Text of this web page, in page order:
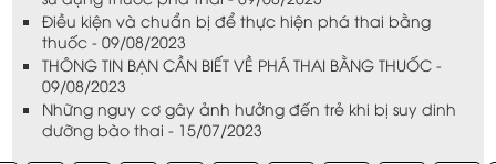
Điều kiện và chuẩn bị để thực hiện phá thai bằng
thuốc - 09/08/2023
THÔNG TIN BẠN CẦN BIẾT VỀ PHÁ THAI BẰNG THUỐC -
09/08/2023
Những nguy cơ gây ảnh hưởng đến trẻ khi bị suy dinh
dưỡng bào thai - 15/07/2023